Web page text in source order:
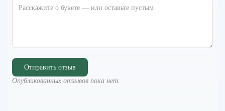
Отправить отзыв
Опубликованных отзывов пока нет.